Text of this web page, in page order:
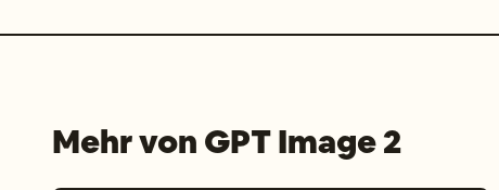
Mehr von GPT Image 2